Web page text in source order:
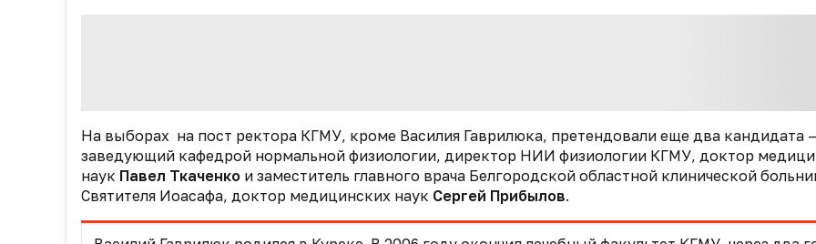
На выборах на пост ректора КГМУ, кроме Василия Гаврилюка, претендовали еще два кандидата
заведующий кафедрой нормальной физиологии, директор НИИ физиологии КГМУ, доктор
наук Павел Ткаченко и заместитель главного врача Белгородской областной клинической
Святителя Иоасафа, доктор медицинских наук Сергей Прибылов.